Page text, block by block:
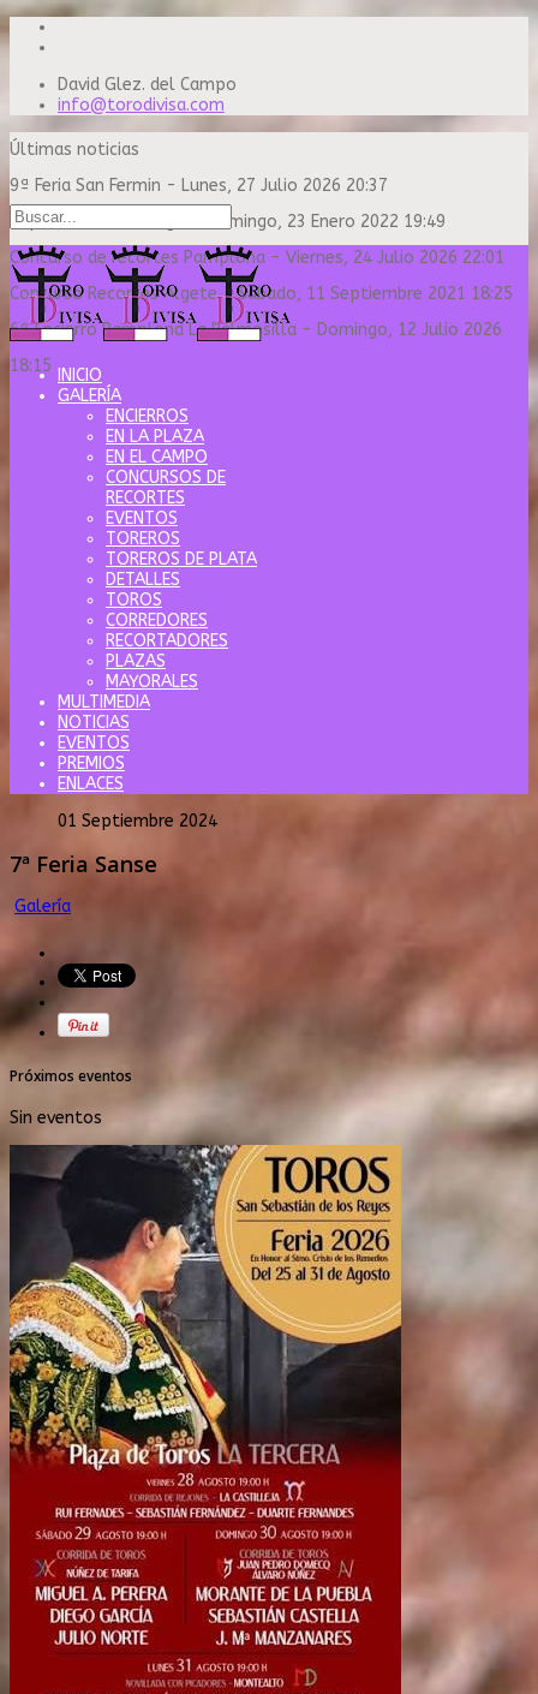
David Glez. del Campo
info@torodivisa.com
Últimas noticias
9ª Feria San Fermin - Lunes, 27 Julio 2026 20:37
Capea Sanse Domingo
Domingo, 23 Enero 2022 19:49
Concurso de recortes Pamplona - Viernes, 24 Julio 2026 22:01
Concurso Recortes Algete-Sábado, 11 Septiembre 2021 18:25
6º Encierro Pamplona La Palmosilla - Domingo, 12 Julio 2026
18:15
INICIO
GALERÍA
ENCIERROS
EN LA PLAZA
EN EL CAMPO
CONCURSOS DE
RECORTES
EVENTOS
TOREROS
TOREROS DE PLATA
DETALLES
TOROS
CORREDORES
RECORTADORES
PLAZAS
MAYORALES
MULTIMEDIA
NOTICIAS
EVENTOS
PREMIOS
ENLACES
01 Septiembre 2024
7ª Feria Sanse
Galería
Próximos eventos
Sin eventos